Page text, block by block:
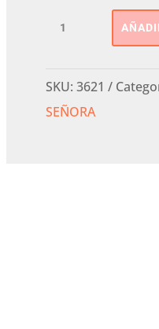
CUÑA
SKU: 3621
SEÑORA